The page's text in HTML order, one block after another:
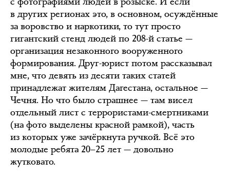
в других регионах это, в основном, осуждённые
за воровство и наркотики, то тут просто
гигантский стенд людей по 208-й статье —
организация незаконного вооруженного
формирования. Друг-юрист потом рассказывал
мне, что девять из десяти таких статей
принадлежат жителям Дагестана, остальное —
Чечня. Но что было страшнее — там висел
отдельный лист с террористами-смертниками
(на фото выделены красной рамкой), часть
из которых уже зачёркнута ручкой. Всё это
молодые ребята 20–25 лет — довольно
жутковато.